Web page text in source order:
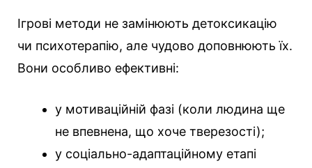
Ігрові методи не замінюють детоксикацію
чи психотерапію, але чудово доповнюють їх.
Вони особливо ефективні:
у мотиваційній фазі (коли людина ще
не впевнена, що хоче тверезості);
у соціально-адаптаційному етапі